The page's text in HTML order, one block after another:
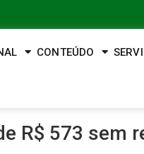
CONTEÚDO
R$ 573 sem